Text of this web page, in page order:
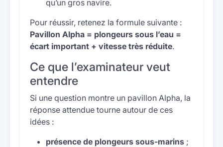
qu’un gros navire.
Pour réussir, retenez la formule suivante :
Pavillon Alpha = plongeurs sous l’eau =
écart important + vitesse très réduite.
Ce que l’examinateur veut
entendre
Si une question montre un pavillon Alpha, la
réponse attendue tourne autour de ces
idées :
présence de plongeurs sous-marins ;